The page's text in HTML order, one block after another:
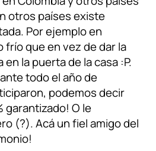
otros países existe
Por ejemplo en
frío que en vez de dar la
la puerta de la casa :P.
todo el año de
podemos decir
garantizado! O le
(?). Acá un fiel amigo del